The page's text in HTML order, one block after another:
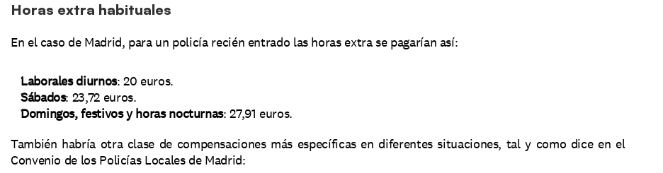
Horas extra habituales
En el caso de Madrid, para un policía recién entrado las horas extra se pagarían así:
Laborales diurnos: 20 euros.
Sábados: 23,72 euros.
Domingos, festivos y horas nocturnas: 27,91 euros.
También habría otra clase de compensaciones más específicas en diferentes situaciones, tal y como dice en el
Convenio de los Policías Locales de Madrid: